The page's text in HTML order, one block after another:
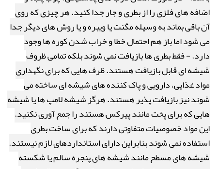
اضافه های فلزی را از بطری و جار جدا کنید. هر چیزی که روی
آن باقی بماند به وسیله مگنت یا ویبره و یا روش های دیگر جدا
می شود اما باز هم احتمال خطا و خراب شدن کوره ها وجود
دارد. - فقط بطری ها بازیافت نمی شوند بلکه تمامی ظروف
شیشه ای قابل بازیافت هستند. ظرف هایی که برای نگهداری
مواد غذایی، دارویی و پاک کننده های شیشه ای ساخته می
شوند نیز بازیافت پذیر هستند. هرگز شیشه لامپ ها یا شیشه
هایی که برای پخت مانند پیرکس هستند را جمع آوری نکنید.
این مواد خصوصیات متفاوتی دارند که برای ساخت بطری
استفاده نمی شوند بنابراین دارای استانداردهای لازم نیستند.
شیشه های مسطح مانند شیشه های پنجره سالم یا شکسته